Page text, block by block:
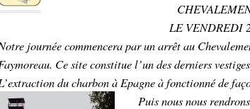
LE VENDREDI
journée commencera par un arrêt au
Ce site constitue l’un des derniers
du charbon à Epagne à fonctionné de
Puis nous nous